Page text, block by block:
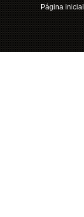
Página inicial